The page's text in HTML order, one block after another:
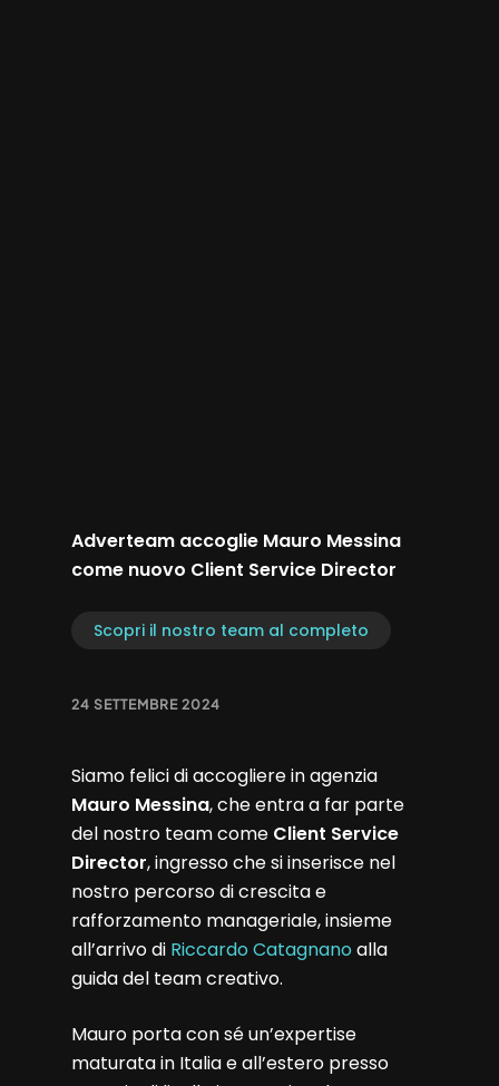
Adverteam accoglie Mauro Messina
come nuovo Client Service Director
Scopri il nostro team al completo
24 SETTEMBRE 2024
Siamo felici di accogliere in agenzia
Mauro Messina, che entra a far parte
del nostro team come Client Service
Director, ingresso che si inserisce nel
nostro percorso di crescita e
rafforzamento manageriale, insieme
all’arrivo di Riccardo Catagnano alla
guida del team creativo.
Mauro porta con sé un’expertise
maturata in Italia e all’estero presso